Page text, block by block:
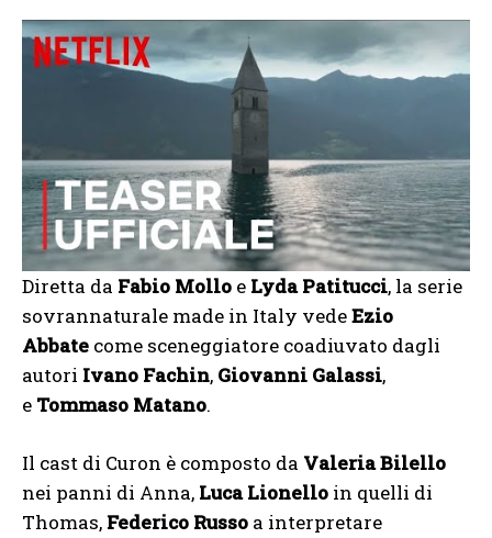
Diretta da Fabio Mollo e Lyda Patitucci, la serie
sovrannaturale made in Italy vedeEzio
Abbate come sceneggiatore coadiuvato dagli
autori Ivano Fachin, Giovanni Galassi,
e Tommaso Matano.
Il cast di Curon è composto da Valeria Bilello
nei panni di Anna, Luca Lionello in quelli di
Thomas, Federico Russo a interpretare